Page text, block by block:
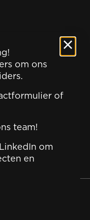
om ons
of
team!
om
en